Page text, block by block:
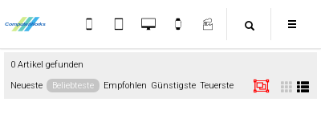
0 Artikel gefunden
Neueste Beliebteste Empfohlen Günstigste Teuerste